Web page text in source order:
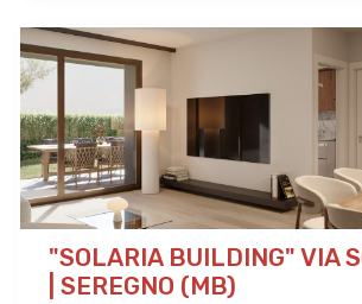
"SOLARIA BUILDING" VIA
| SEREGNO (MB)